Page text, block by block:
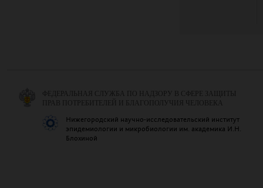
ФЕДЕРАЛЬНАЯ СЛУЖБА ПО НАДЗОРУ В СФЕРЕ ЗАЩИТЫ
ПРАВ ПОТРЕБИТЕЛЕЙ И БЛАГОПОЛУЧИЯ ЧЕЛОВЕКА
Нижегородский научно-исследовательский институт
эпидемиологии и микробиологии им. академика И.Н.
Блохиной